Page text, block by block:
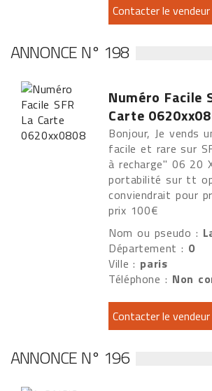
ANNONCE N° 198
Numéro Facile
Carte
Bonjour, Je vends
facile et rare sur
à recharge" 06 20
portabilité sur tt
conviendrait pour
prix 100€
Nom ou pseudo :
Département : 0
Ville : paris
Téléphone : Non
ANNONCE N° 196